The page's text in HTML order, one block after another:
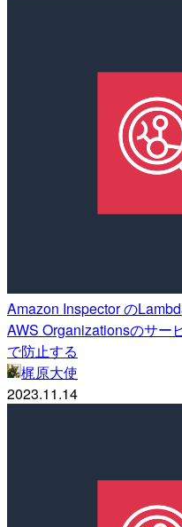
Amazon Inspector の
AWS Organizationsのサー
で防止する
梶原大使
2023.11.14